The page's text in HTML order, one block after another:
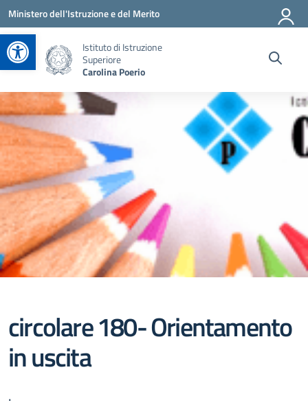
Apri la barra degli strumenti
Vai ai contenuti
Vai al menu di navigazione
Vai al footer
Ministero dell'Istruzione e del Merito
Istituto di Istruzione
Superiore
Carolina Poerio
circolare 180- Orientamento
in uscita
.